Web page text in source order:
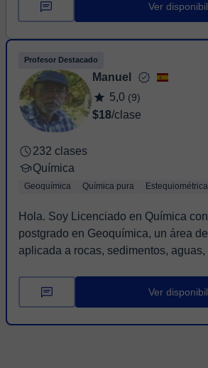
Ver
Profesor Destacado
Manuel
5,0 (9)
$18/clase
232 clases
Química
Geoquímica Química pura Estequiométrica
Hola. Soy Licenciado en Química
postgrado en Geoquímica, un área
aplicada a rocas, sedimentos, aguas,
Ver